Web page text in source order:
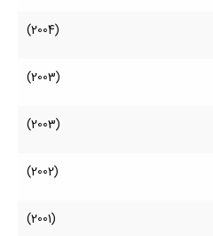
(2004)
(2003)
(2003)
(2002)
(2001)